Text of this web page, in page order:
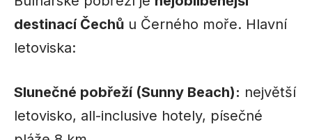
destinací Čechů u Černého moře. Hlavní
letoviska:
Slunečné pobřeží (Sunny Beach): největší
letovisko, all-inclusive hotely, písečné